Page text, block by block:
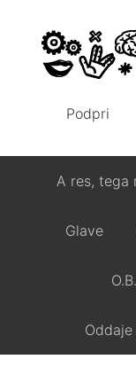
Podpri
A res, tega
Glave